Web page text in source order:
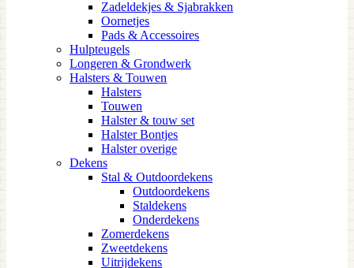
Zadeldekjes & Sjabrakken
Oornetjes
Pads & Accessoires
Hulpteugels
Longeren & Grondwerk
Halsters & Touwen
Halsters
Touwen
Halster & touw set
Halster Bontjes
Halster overige
Dekens
Stal & Outdoordekens
Outdoordekens
Staldekens
Onderdekens
Zomerdekens
Zweetdekens
Uitrijdekens